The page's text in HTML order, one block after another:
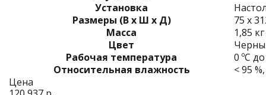
Установка
Размеры (В x Ш x Д)
75 x
Масса
1,85 кг
Цвет
Рабочая температура
0 ºC
Относительная влажность
< 95
Цена